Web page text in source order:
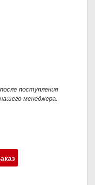
поступления
менеджера.